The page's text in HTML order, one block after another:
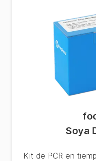
Soya
Kit de PCR en